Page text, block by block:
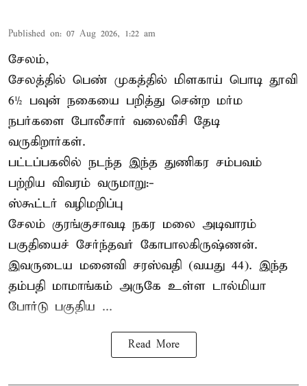
Published on: 07 Aug 2026, 1:22 am
சேலம்,
சேலத்தில் பெண் முகத்தில் மிளகாய் பொடி தூவி
6½ பவுன் நகையை பறித்து சென்ற மர்ம
நபர்களை போலீசார் வலைவீசி தேடி
வருகிறார்கள்.
பட்டப்பகலில் நடந்த இந்த துணிகர சம்பவம்
பற்றிய விவரம் வருமாறு:-
ஸ்கூட்டர் வழிமறிப்பு
சேலம் குரங்குசாவடி நகர மலை அடிவாரம்
பகுதியைச் சேர்ந்தவர் கோபாலகிருஷ்ணன்.
இவருடைய மனைவி சரஸ்வதி (வயது 44). இந்த
தம்பதி மாமாங்கம் அருகே உள்ள டால்மியா
போர்டு பகுதிய ...
Read More